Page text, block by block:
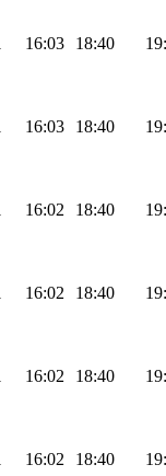
16:03 18:40
16:03 18:40
16:02 18:40
16:02 18:40
16:02 18:40
16:02 18:40